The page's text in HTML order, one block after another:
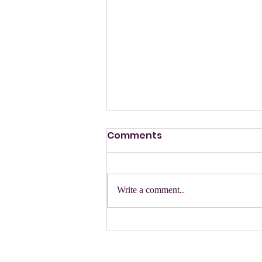
הזמנה
Comments
Write a comment...